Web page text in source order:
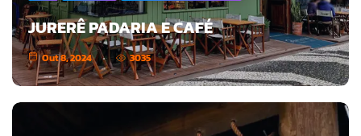
JURERÊ PADARIA E CAFÉ
Out 8, 2024 3035